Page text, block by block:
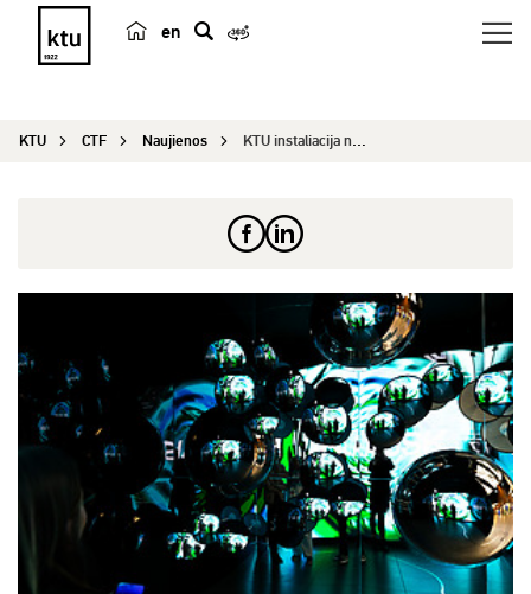
en
e
KTU CTF Naujienos KTU instaliacija netradicinėje erdvėje kviečia l...